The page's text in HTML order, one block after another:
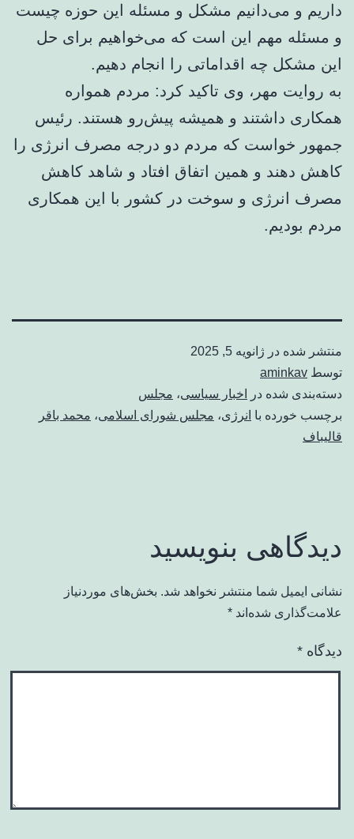
داریم و می‌دانیم مشکل و مسئله این حوزه چیست
و مسئله مهم این است که می‌خواهیم برای حل
این مشکل چه اقداماتی را انجام دهیم.
به روایت مهر، وی تاکید کرد: مردم همواره
همکاری داشتند و همیشه پیش‌رو هستند. رئیس
جمهور خواست که مردم دو درجه مصرف انرژی را
کاهش دهند و همین اتفاق افتاد و شاهد کاهش
مصرف انرژی و سوخت در کشور با این همکاری
مردم بودیم.
منتشر شده در ژانویه 5, 2025
توسط aminkav
دسته‌بندی شده در
اخبار سیاسی، مجلس
برچسب خورده با انرژی، مجلس شورای اسلامی، محمد باقر
قالیباف
دیدگاهی بنویسید
نشانی ایمیل شما منتشر نخواهد شد. بخش‌های موردنیاز
علامت‌گذاری شده‌اند *
دیدگاه *